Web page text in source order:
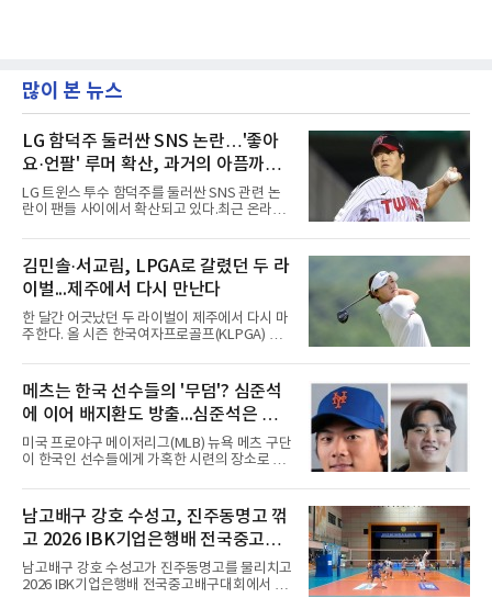
많이 본 뉴스
LG 함덕주 둘러싼 SNS 논란…'좋아
요·언팔' 루머 확산, 과거의 아픔까지
소환됐다
LG 트윈스 투수 함덕주를 둘러싼 SNS 관련 논
란이 팬들 사이에서 확산되고 있다.최근 온라인
동과 관련한 여러 소문이 퍼지면서, 과거 LG 이
적 이후 겪었던 일들까지 다시 주목받고 있다.일
각에서는 함덕주가 LG 공식 계정 '언팔' 및 관련
게시물을 정리하고 친정팀 두산 베어스 계정을
팔로우하고 두산과 관련된 흔적만 남겼다는 주
장이 나오고 있다. 또한 상대 팀 선수의 홈런 릴
스에 '좋아요'를 눌렀다는 이야기도 전해지고 있
럼에도 팬들 사이에서 논란이 커진 이유는 그가
LG 이적 후 부상과 재활로
김민솔·서교림, LPGA로 갈렸던 두 라
이벌...제주에서 다시 만난다
한 달간 어긋났던 두 라이벌이 제주에서 다시 마
주한다. 올 시즌 한국여자프로골프(KLPGA) 투
다.KLPGA 투어는 6일 제주도 서귀포시 테디 밸
리 골프 앤 리조트의 밸리·테디 코스(파72)에서
개막하는 제주삼다수 마스터스(총상금 10억원·
우승 상금 1억8천만원)로 하반기를 시작한다.두
선수의 재회 자체가 화제다. 올 시즌 3승으로 대
상 포인트(313점), 상금(9억8천400만원), 평균
타수(70.41타) 등 주요 부문 1위를 달리는 김민
솔이 하이원리조트 여자오픈에 나설 때 서교림
은 LPGA 에비앙 챔피언십에, 서교림
메츠는 한국 선수들의 '무덤'? 심준석
에 이어 배지환도 방출...심준석은 이
미 귀국, 배지환은 미국 잔류할 듯
미국 프로야구 메이저리그(MLB) 뉴욕 메츠 구단
이 한국인 선수들에게 가혹한 시련의 장소로 전
대형 유망주로 기대를 모았던 투수 심준석에 이
어, 빅리그 경력을 지닌 내외야수 배지환까지 연
달아 뉴욕 메츠 산하 마이너리그에서 방출 통보
를 받는 아픔을 겪었다. 두 선수의 동반 이탈은
메츠 구단이 유독 한국 선수들에게 '기회의 땅'이
아닌 '무덤'처럼 작용하고 있음을 방증하고 있다.
고교 시절 시속 160km에 달하는 강속구로 큰 스
남고배구 강호 수성고, 진주동명고 꺾
고 2026 IBK기업은행배 전국중고배
구대회 4강 진출
남고배구 강호 수성고가 진주동명고를 물리치고
2026 IBK기업은행배 전국중고배구대회에서 18